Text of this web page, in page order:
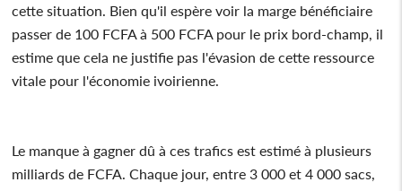
cette situation. Bien qu'il espère voir la marge bénéficiaire
passer de 100 FCFA à 500 FCFA pour le prix bord-champ, il
estime que cela ne justifie pas l'évasion de cette ressource
vitale pour l'économie ivoirienne.
Le manque à gagner dû à ces trafics est estimé à plusieurs
milliards de FCFA. Chaque jour, entre 3 000 et 4 000 sacs,